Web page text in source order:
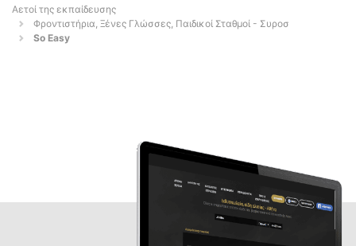
Αετοί της εκπαίδευσης
Φροντιστήρια, Ξένες Γλώσσες, Παιδικοί Σταθμοί - Συροσ
So Easy